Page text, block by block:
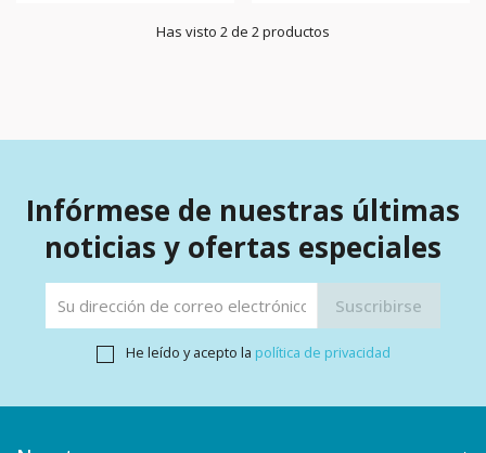
Has visto 2 de 2 productos
Infórmese de nuestras últimas
noticias y ofertas especiales
He leído y acepto la política de privacidad